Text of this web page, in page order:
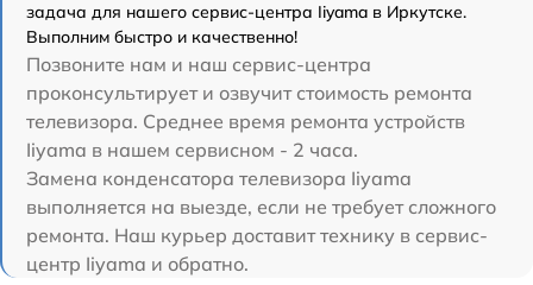
задача для нашего сервис-центра Iiyama в Иркутске.
Выполним быстро и качественно!
Позвоните нам и наш сервис-центра
проконсультирует и озвучит стоимость ремонта
телевизора. Среднее время ремонта устройств
Iiyama в нашем сервисном - 2 часа.
Замена конденсатора телевизора Iiyama
выполняется на выезде, если не требует сложного
ремонта. Наш курьер доставит технику в сервис-
центр Iiyama и обратно.